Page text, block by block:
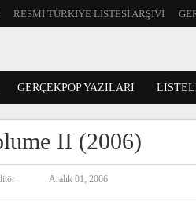
RESMI TÜRKIYE LISTESI ARŞIVI
GERÇEKPOP YAZILARI
II (2006)
Aralık 01, 2006